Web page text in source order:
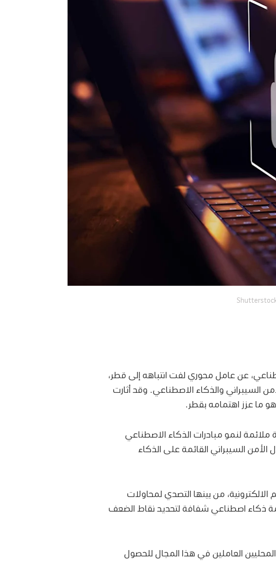
عن عامل محوري لفت انتباهه إلى قطر،
السيبراني والذكاء الاصطناعي. وقد أثارت
ما عزز اهتمامه بقطر.
ملائمة لنمو مبادرات الذكاء الاصطناعي
الأمن السيبراني القائمة على الذكاء
من بينها التصدي لمحاولات
ذكاء اصطناعي شفافة لتحديد نقاط الضعف
العاملين في هذا المجال للحصول